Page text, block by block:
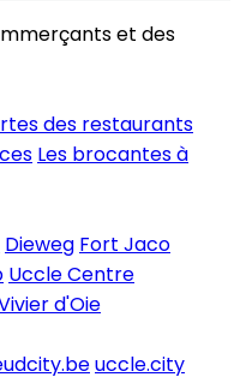
et des
des restaurants
Les brocantes à
Dieweg Fort Jaco
Uccle Centre
d'Oie
uccle.city